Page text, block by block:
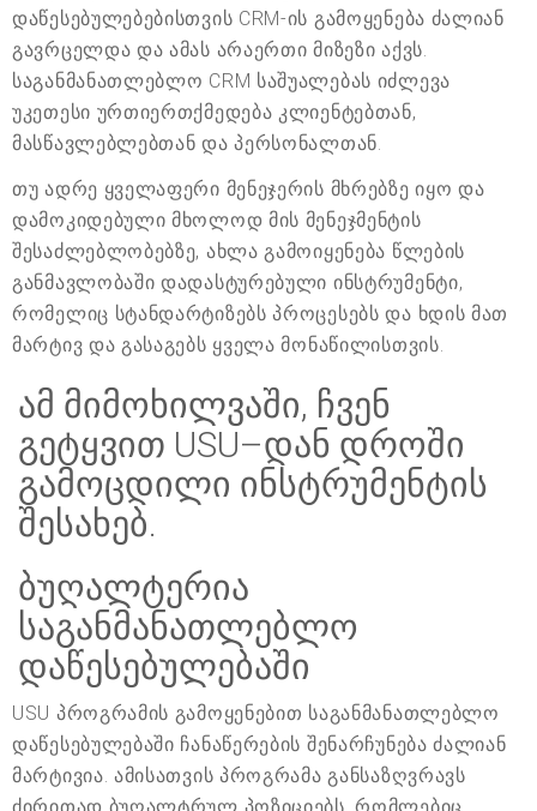
დაწესებულებებისთვის CRM-ის გამოყენება ძალიან
გავრცელდა და ამას არაერთი მიზეზი აქვს.
საგანმანათლებლო CRM საშუალებას იძლევა
უკეთესი ურთიერთქმედება კლიენტებთან,
მასწავლებლებთან და პერსონალთან.
თუ ადრე ყველაფერი მენეჯერის მხრებზე იყო და
დამოკიდებული მხოლოდ მის მენეჯმენტის
შესაძლებლობებზე, ახლა გამოიყენება წლების
განმავლობაში დადასტურებული ინსტრუმენტი,
რომელიც სტანდარტიზებს პროცესებს და ხდის მათ
მარტივ და გასაგებს ყველა მონაწილისთვის.
ამ მიმოხილვაში, ჩვენ
გეტყვით USU–დან დროში
გამოცდილი ინსტრუმენტის
შესახებ.
ბუღალტერია
საგანმანათლებლო
დაწესებულებაში
USU პროგრამის გამოყენებით საგანმანათლებლო
დაწესებულებაში ჩანაწერების შენარჩუნება ძალიან
მარტივია. ამისათვის პროგრამა განსაზღვრავს
ძირითად ბუღალტრულ პოზიციებს, რომლებიც